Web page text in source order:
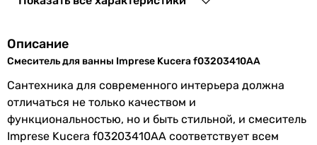
ванна/душ
Оснащение
Особенности
смесителя
картриджный смеситель,
керамический картридж
Подключение к водопроводу
Описание
Смеситель для ванны Imprese Kucera f03203410AA
Сантехника для современного интерьера должна
отличаться не только качеством и
функциональностью, но и быть стильной, и смеситель
Imprese Kucera f03203410AA соответствует всем